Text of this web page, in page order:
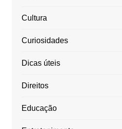
Cultura
Curiosidades
Dicas úteis
Direitos
Educação